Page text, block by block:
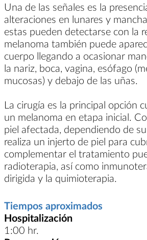
Una de las señales es la
alteraciones en lunares y
estas pueden detectarse con la
melanoma también puede
cuerpo llegando a ocasionar
la nariz, boca, vagina, esófago
mucosas) y debajo de las uñas.
La cirugía es la principal opción
un melanoma en etapa inicial.
piel afectada, dependiendo de
realiza un injerto de piel para
complementar el tratamiento
radioterapia, así como
dirigida y la quimioterapia.
Tiempos aproximados
Hospitalización
1:00 hr.